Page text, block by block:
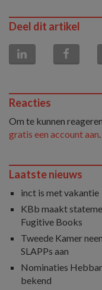
Deel dit artikel
Reacties
Om te kunnen
gratis een account aan.
Laatste nieuws
inct is met vakantie
KBb maakt
Fugitive Books
Tweede Kamer
SLAPPs aan
Nominaties
bekend